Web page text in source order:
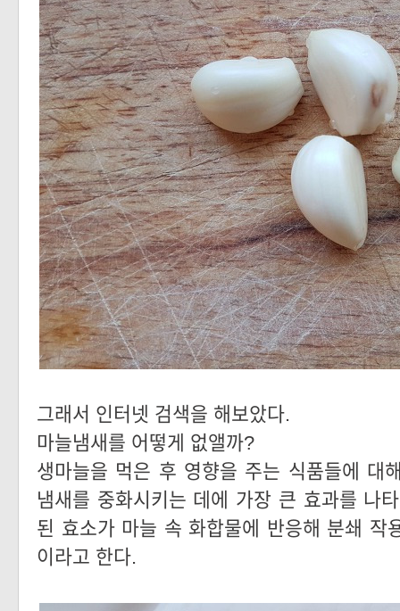
그래서 인터넷 검색을 해보았다.
마늘냄새를 어떻게 없앨까?
생마늘을 먹은 후 영향을 주는 식품들에 대
냄새를 중화시키는 데에 가장 큰 효과를 나
된 효소가 마늘 속 화합물에 반응해 분쇄 작
이라고 한다.